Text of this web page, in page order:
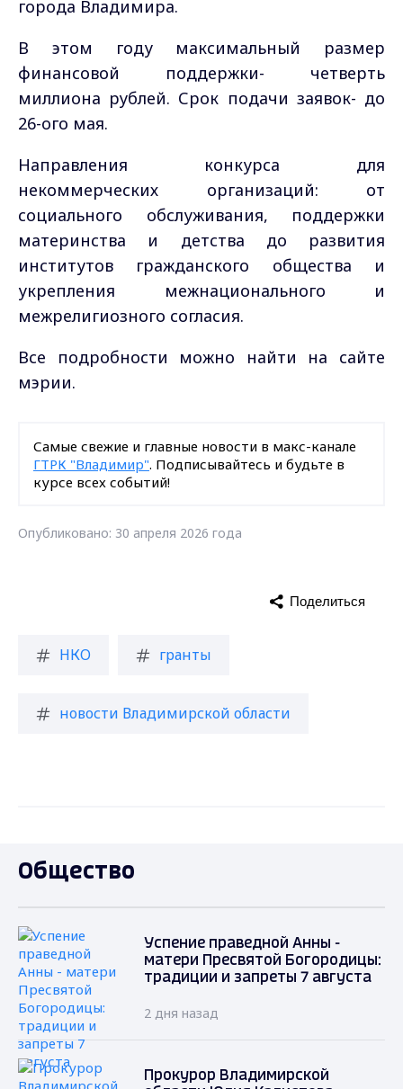
города Владимира.
В этом году максимальный размер
финансовой поддержки- четверть
миллиона рублей. Срок подачи заявок- до
26-ого мая.
Направления конкурса для
некоммерческих организаций: от
социального обслуживания, поддержки
материнства и детства до развития
институтов гражданского общества и
укрепления межнационального и
межрелигиозного согласия.
Все подробности можно найти на сайте
мэрии.
Самые свежие и главные новости в макс-канале
ГТРК "Владимир". Подписывайтесь и будьте в
курсе всех событий!
Опубликовано: 30 апреля 2026 года
НКО гранты
новости Владимирской области
Поделиться
Общество
Успение праведной Анны -
матери Пресвятой Богородицы:
традиции и запреты 7 августа
2 дня назад
Прокурор Владимирской